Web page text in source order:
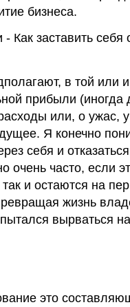
бизнеса.
Как заставить себя
в той или
прибыли (иногда
или, о ужас,
Я конечно
себя и
очень часто, если
и остаются на
жизнь
вырваться
это